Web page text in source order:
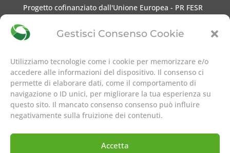
Gestisci Consenso Cookie
Utilizziamo tecnologie come i cookie per memorizzare e/o
accedere alle informazioni del dispositivo. Il consenso ci
permette di elaborare dati, come il comportamento di
navigazione o ID unici, per migliorare la tua esperienza su
questo sito. Il mancato consenso consenso può influire
negativamente sulla fruizione dei contenuti.
Accetta
Progetto cofinanziato dall'Unione Europea - PR FESR
seguici su